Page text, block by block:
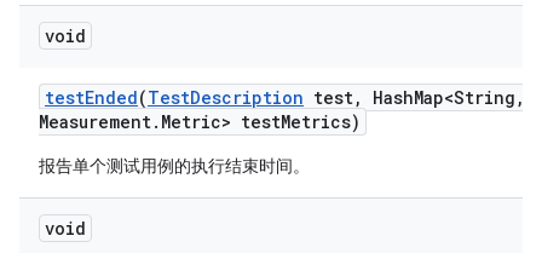
void
testEnded(TestDescription test, HashMap<String ,
Measurement. Metric> testMetrics)
报告单个测试用例的执行结束时间。
void